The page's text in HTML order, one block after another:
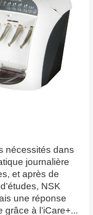
nécessités dans
journalière
et après de
NSK
une réponse
à l’iCare+...